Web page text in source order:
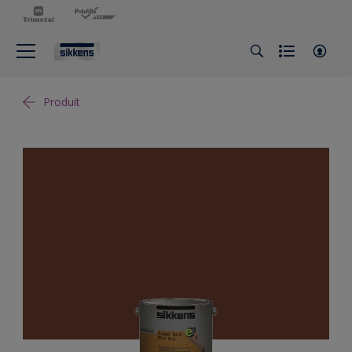
Produit